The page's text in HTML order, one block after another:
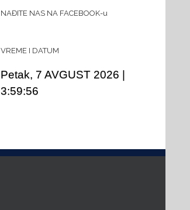
NAĐITE NAS NA FACEBOOK-u
VREME I DATUM
Petak, 7 AVGUST 2026
3:59:56